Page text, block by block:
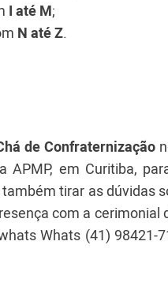
I até M;
N até Z.
de Confraternização
APMP, em Curitiba,
tirar as dúvidas
com a cerimonial
Whats (41) 98421-